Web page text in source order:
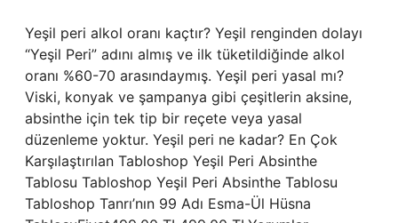
Yeşil peri alkol oranı kaçtır? Yeşil renginden dolayı
“Yeşil Peri” adını almış ve ilk tüketildiğinde alkol
oranı %60-70 arasındaymış. Yeşil peri yasal mı?
Viski, konyak ve şampanya gibi çeşitlerin aksine,
absinthe için tek tip bir reçete veya yasal
düzenleme yoktur. Yeşil peri ne kadar? En Çok
Karşılaştırılan Tabloshop Yeşil Peri Absinthe
Tablosu Tabloshop Yeşil Peri Absinthe Tablosu
Tabloshop Tanrı’nın 99 Adı Esma-Ül Hüsna